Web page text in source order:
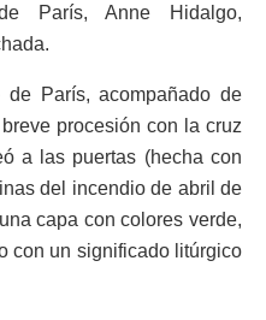
París, Anne Hidalgo,
París, acompañado de
procesión con la cruz
a las puertas (hecha con
del incendio de abril de
capa con colores verde,
con un significado litúrgico